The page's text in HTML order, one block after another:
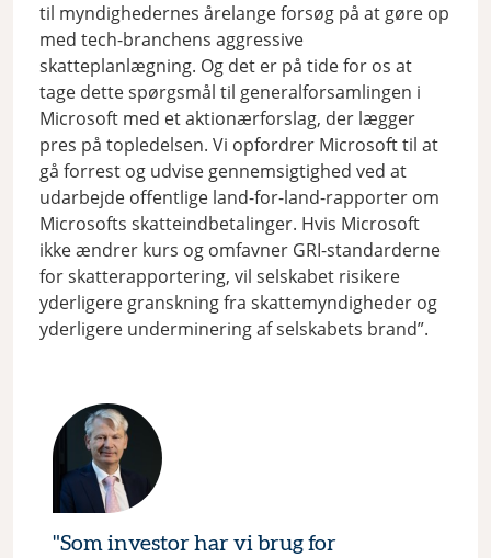
til myndighedernes årelange forsøg på at gøre op
med tech-branchens aggressive
skatteplanlægning. Og det er på tide for os at
tage dette spørgsmål til generalforsamlingen i
Microsoft med et aktionærforslag, der lægger
pres på topledelsen. Vi opfordrer Microsoft til at
gå forrest og udvise gennemsigtighed ved at
udarbejde offentlige land-for-land-rapporter om
Microsofts skatteindbetalinger. Hvis Microsoft
ikke ændrer kurs og omfavner GRI-standarderne
for skatterapportering, vil selskabet risikere
yderligere granskning fra skattemyndigheder og
yderligere underminering af selskabets brand”.
"Som investor har vi brug for